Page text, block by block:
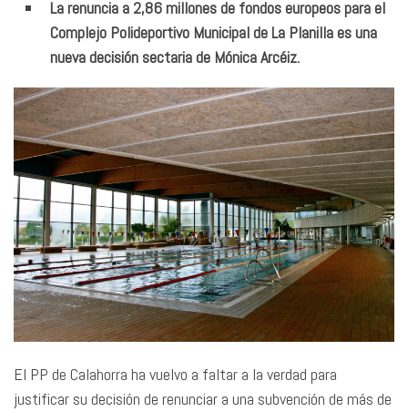
La renuncia a 2,86 millones de fondos europeos para el
Complejo Polideportivo Municipal de La Planilla es una
nueva decisión sectaria de Mónica Arcéiz.
El PP de Calahorra ha vuelvo a faltar a la verdad para
justificar su decisión de renunciar a una subvención de más de